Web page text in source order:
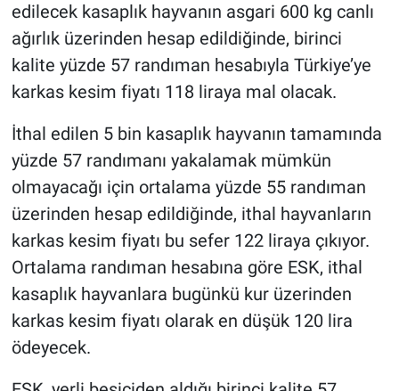
edilecek kasaplık hayvanın asgari 600 kg canlı
ağırlık üzerinden hesap edildiğinde, birinci
kalite yüzde 57 randıman hesabıyla Türkiye’ye
karkas kesim fiyatı 118 liraya mal olacak.
İthal edilen 5 bin kasaplık hayvanın tamamında
yüzde 57 randımanı yakalamak mümkün
olmayacağı için ortalama yüzde 55 randıman
üzerinden hesap edildiğinde, ithal hayvanların
karkas kesim fiyatı bu sefer 122 liraya çıkıyor.
Ortalama randıman hesabına göre ESK, ithal
kasaplık hayvanlara bugünkü kur üzerinden
karkas kesim fiyatı olarak en düşük 120 lira
ödeyecek.